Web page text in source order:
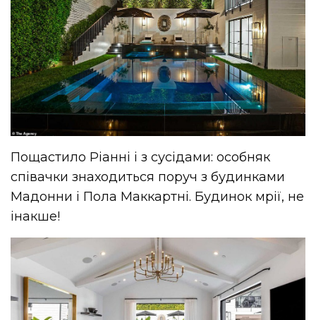
Пощастило Ріанні і з сусідами: особняк
співачки знаходиться поруч з будинками
Мадонни і Пола Маккартні. Будинок мрії, не
інакше!